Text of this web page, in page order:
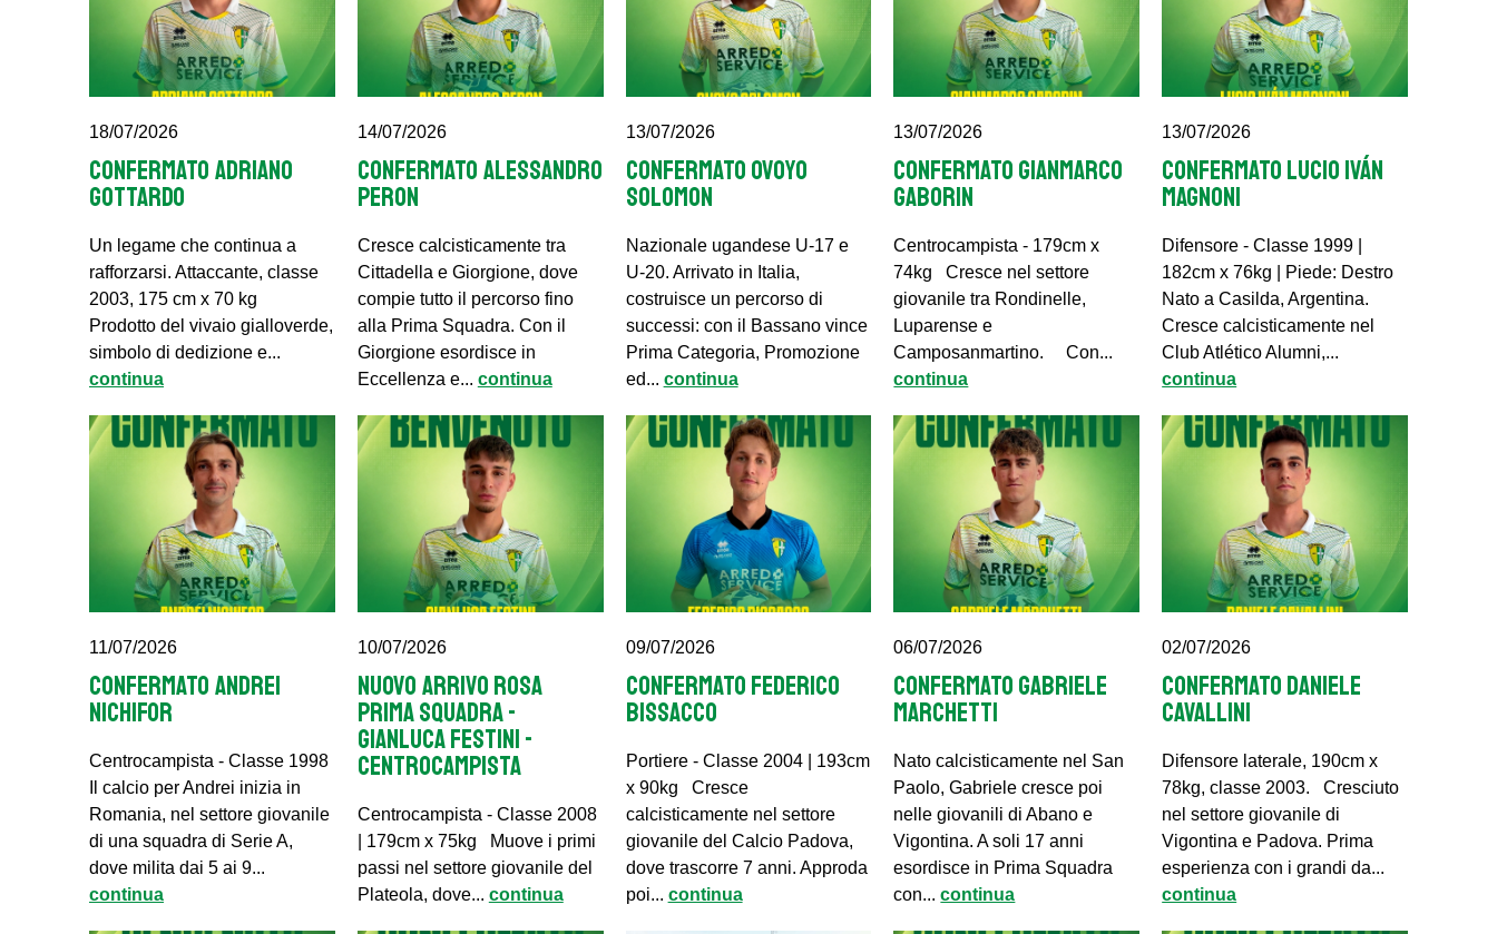
18/07/2026
CONFERMATO ADRIANO
GOTTARDO
Un legame che continua a
rafforzarsi. Attaccante, classe
2003, 175 cm x 70 kg
Prodotto del vivaio gialloverde,
simbolo di dedizione e...
continua
14/07/2026
CONFERMATO ALESSANDRO
PERON
Cresce calcisticamente tra
Cittadella e Giorgione, dove
compie tutto il percorso fino
alla Prima Squadra. Con il
Giorgione esordisce in
Eccellenza e... continua
13/07/2026
CONFERMATO OVOYO
SOLOMON
Nazionale ugandese U-17 e
U-20. Arrivato in Italia,
costruisce un percorso di
successi: con il Bassano vince
Prima Categoria, Promozione
ed... continua
13/07/2026
CONFERMATO GIANMARCO
GABORIN
Centrocampista - 179cm x
74kg Cresce nel settore
giovanile tra Rondinelle,
Luparense e
Camposanmartino. Con...
continua
13/07/2026
CONFERMATO LUCIO IVÁN
MAGNONI
Difensore - Classe 1999 |
182cm x 76kg | Piede: Destro
Nato a Casilda, Argentina.
Cresce calcisticamente nel
Club Atlético Alumni,...
continua
11/07/2026
CONFERMATO ANDREI
NICHIFOR
Centrocampista - Classe 1998
Il calcio per Andrei inizia in
Romania, nel settore giovanile
di una squadra di Serie A,
dove milita dai 5 ai 9...
continua
10/07/2026
NUOVO ARRIVO ROSA
PRIMA SQUADRA -
GIANLUCA FESTINI -
CENTROCAMPISTA
Centrocampista - Classe 2008
| 179cm x 75kg Muove i primi
passi nel settore giovanile del
Plateola, dove... continua
09/07/2026
CONFERMATO FEDERICO
BISSACCO
Portiere - Classe 2004 | 193cm
x 90kg Cresce
calcisticamente nel settore
giovanile del Calcio Padova,
dove trascorre 7 anni. Approda
poi... continua
06/07/2026
CONFERMATO GABRIELE
MARCHETTI
Nato calcisticamente nel San
Paolo, Gabriele cresce poi
nelle giovanili di Abano e
Vigontina. A soli 17 anni
esordisce in Prima Squadra
con...continua
02/07/2026
CONFERMATO DANIELE
CAVALLINI
Difensore laterale, 190cm x
78kg, classe 2003. Cresciuto
nel settore giovanile di
Vigontina e Padova. Prima
esperienza con i grandi da...
continua